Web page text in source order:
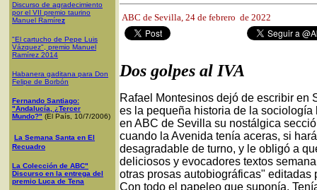
Discurso de agradecimiento
por el VII premio taurino
Manuel Ramírez
"El cartucho de Pepe Luis
Vázquez", premio Manuel
Ramírez 2014
Habanera gaditana para Don
Felipe de Borbón
Fernando Santiago:
"Andalucía, ¿Tercer
Mundo?" (El País, 10/7/2006)
La Semana Santa en El
Recuadro
La Colección de ABC"
Discurso en la entrega del
premio Luca de Tena
ABC de Sevilla, 24 de febrero de 2022
Dos golpes al IVA
Rafael Montesinos dejó de escribir en
es la pequeña historia de la
en ABC de Sevilla su nostálgica
cuando la Avenida tenía aceras, si
desagradable de turno, y le obligó a
deliciosos y evocadores textos
otras prosas autobiográficas"
Con todo el papeleo que suponía.